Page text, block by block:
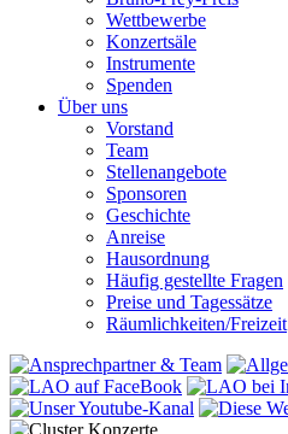
Wettbewerbe
Konzertsäle
Instrumente
Spenden
Über uns
Vorstand
Team
Stellenangebote
Sponsoren
Geschichte
Anreise
Hausordnung
Häufig gestellte Fragen
Preise und Tagessätze
Räumlichkeiten/Freizeit